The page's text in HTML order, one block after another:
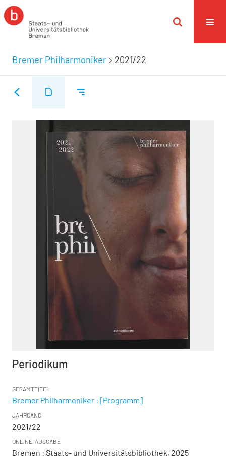
Bremer Philharmoniker 2021/22
Periodikum
GESAMTTITEL
Bremer Philharmoniker : [Programm]
JAHRGANG
2021/22
ONLINE-AUSGABE
Bremen : Staats- und Universitätsbibliothek, 2025